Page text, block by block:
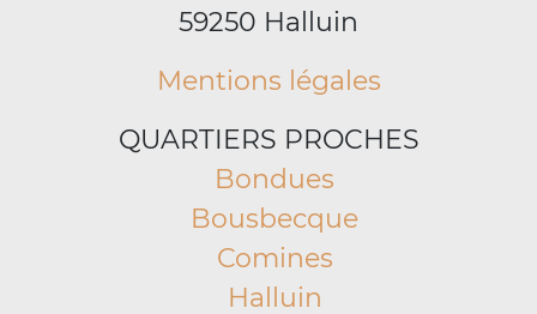
59250 Halluin
Mentions légales
QUARTIERS PROCHES
Bondues
Bousbecque
Comines
Halluin